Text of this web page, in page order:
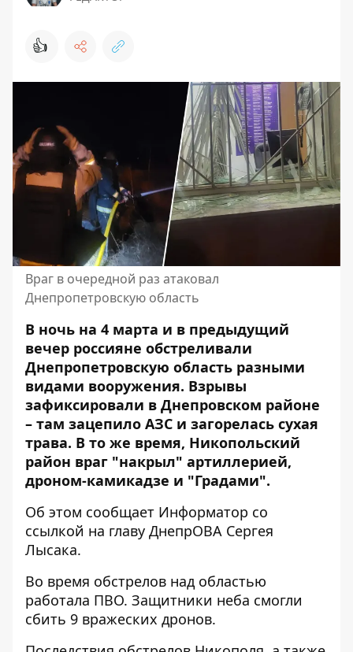
👍
Враг в очередной раз атаковал
Днепропетровскую область
В ночь на 4 марта и в предыдущий
вечер россияне обстреливали
Днепропетровскую область разными
видами вооружения. Взрывы
зафиксировали в Днепровском районе
– там зацепило АЗС и загорелась сухая
трава. В то же время, Никопольский
район враг "накрыл" артиллерией,
дроном-камикадзе и "Градами".
Об этом сообщает Информатор со
ссылкой на главу ДнепрОВА Сергея
Лысака.
Во время обстрелов над областью
работала ПВО. Защитники неба смогли
сбить 9 вражеских дронов.